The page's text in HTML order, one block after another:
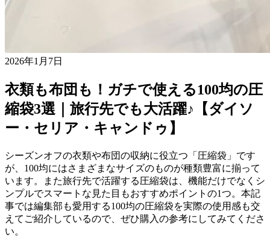
2026年1月7日
衣類も布団も！ガチで使える100均の圧
縮袋3選｜旅行先でも大活躍♪【ダイソ
ー・セリア・キャンドゥ】
シーズンオフの衣類や布団の収納に役立つ「圧縮袋」です
が、100均にはさまざまなサイズのものが種類豊富に揃って
います。また旅行先で活躍する圧縮袋は、機能だけでなくシ
ンプルでスマートな見た目もおすすめポイントの1つ。本記
事では編集部も愛用する100均の圧縮袋を実際の使用感も交
えてご紹介しているので、ぜひ購入の参考にしてみてくださ
い。